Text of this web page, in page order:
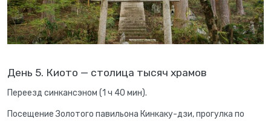
День 5. Киото — столица тысяч храмов
Переезд синкансэном (1 ч 40 мин).
Посещение Золотого павильона Кинкаку-дзи, прогулка по